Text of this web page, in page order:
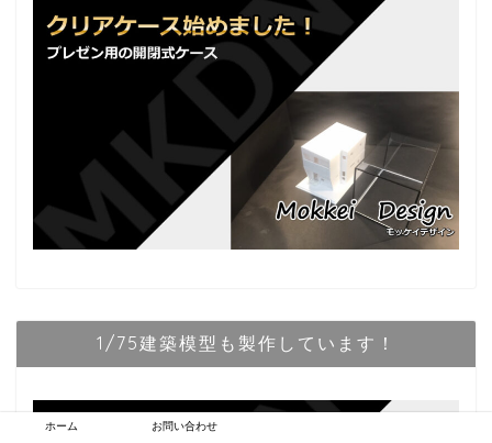
1/75建築模型も製作しています！
ホーム お問い合わせ